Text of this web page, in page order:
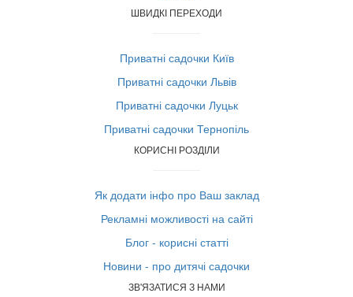
ШВИДКІ ПЕРЕХОДИ
Приватні садочки Київ
Приватні садочки Львів
Приватні садочки Луцьк
Приватні садочки Тернопіль
КОРИСНІ РОЗДІЛИ
Як додати інфо про Ваш заклад
Рекламні можливості на сайті
Блог - корисні статті
Новини - про дитячі садочки
ЗВ'ЯЗАТИСЯ З НАМИ